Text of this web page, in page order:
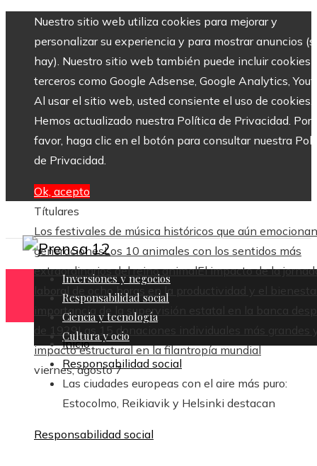
Nuestro sitio web utiliza cookies para mejorar y
personalizar su experiencia y para mostrar anuncios
hay). Nuestro sitio web también puede incluir cookies
terceros como Google Adsense, Google Analytics,
Al usar el sitio web, usted consiente el uso de cookies.
Hemos actualizado nuestra Política de Privacidad. Por
favor, haga clic en el botón para consultar nuestra
de Privacidad.
Ok, acepto
Títulares
Los festivales de música históricos que aún
generacionesLos 10 animales con los sentidos más
extraordinarios del reino animalEl impacto de la
laboral de ocho horas en la productividad y el
importancia de la supervisión estatal en la banca
de 1929Las 15 donaciones individuales más grandes
impacto estructural en la filantropía mundial
viernes, agosto 7
Inversiones y negocios
Responsabilidad social
Ciencia y tecnología
Cultura y ocio
Inicio
Responsabilidad social
Las ciudades europeas con el aire más puro:
Estocolmo, Reikiavik y Helsinki destacan
Responsabilidad social